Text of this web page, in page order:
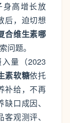
身高增长放
后，迫切想
合维生素哪
问题。
量（2023
素软糖依托
补给，不再
口成因、
观测评、